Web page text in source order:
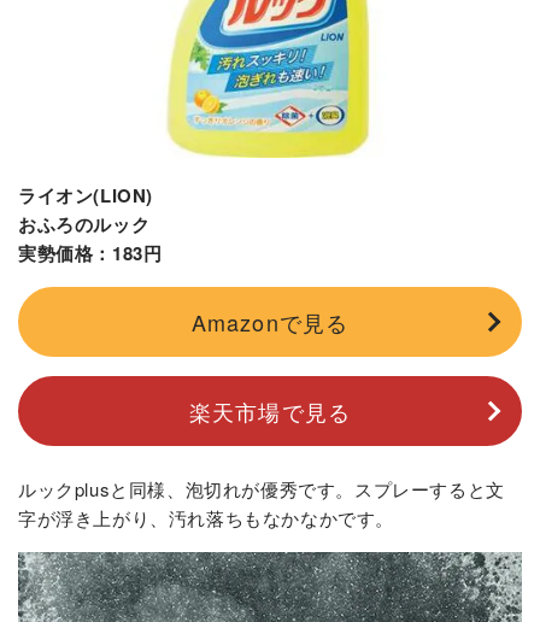
ライオン(LION)
おふろのルック
実勢価格：183円
Amazonで見る
楽天市場で見る
ルックplusと同様、泡切れが優秀です。スプレーすると文
字が浮き上がり、汚れ落ちもなかなかです。